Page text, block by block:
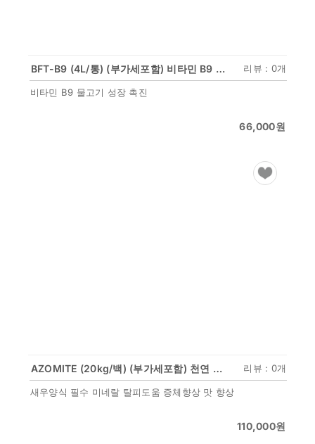
BFT-B9 (4L/통) (부가세포함) 비타민 B9 성장 촉진 리뷰 : 0개
비타민 B9 물고기 성장 촉진
66,000원
AZOMITE (20kg/백) (부가세포함) 천연 미네랄 탈피도움 증체율 향상 맛 향상 리뷰 : 0개
새우양식 필수 미네랄 탈피도움 증체향상 맛 향상
110,000원